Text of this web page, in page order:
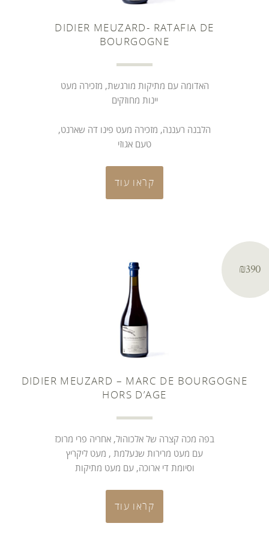
DIDIER MEUZARD- RATAFIA DE
BOURGOGNE
האדומה עם מתיקות מורגשת, מזכירה מעט
יינות מחוזקים
הלבנה רעננה, מזכירה מעט פינו דה שארנט,
טעם אגוזי
קראו עוד
₪390
DIDIER MEUZARD – MARC DE BOURGOGNE
HORS D’AGE
בפה מכה קצרה של אלכוהול, אחריה פרי מרוכז
עם מעט מרירות שנעלמת , מעט ליקריץ
וסיומת די ארוכה, עם מעט מתיקות
קראו עוד